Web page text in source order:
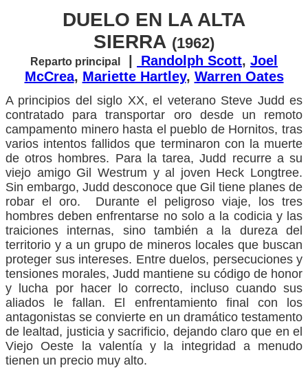
DUELO EN LA ALTA
SIERRA (1962)
Reparto principal Randolph Scott, Joel
McCrea, Mariette Hartley, Warren Oates
A principios del siglo XX, el veterano Steve Judd es
contratado para transportar oro desde un remoto
campamento minero hasta el pueblo de Hornitos, tras
varios intentos fallidos que terminaron con la muerte
de otros hombres. Para la tarea, Judd recurre a su
viejo amigo Gil Westrum y al joven Heck Longtree.
Sin embargo, Judd desconoce que Gil tiene planes de
robar el oro. Durante el peligroso viaje, los tres
hombres deben enfrentarse no solo a la codicia y las
traiciones internas, sino también a la dureza del
territorio y a un grupo de mineros locales que buscan
proteger sus intereses. Entre duelos, persecuciones y
tensiones morales, Judd mantiene su código de honor
y lucha por hacer lo correcto, incluso cuando sus
aliados le fallan. El enfrentamiento final con los
antagonistas se convierte en un dramático testamento
de lealtad, justicia y sacrificio, dejando claro que en el
Viejo Oeste la valentía y la integridad a menudo
tienen un precio muy alto.